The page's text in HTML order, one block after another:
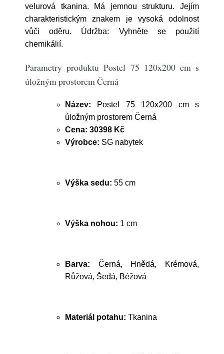
velurová tkanina. Má jemnou strukturu. Jejím
charakteristickým znakem je vysoká odolnost
vůči oděru. Údržba: Vyhněte se použití
chemikálií.
Parametry produktu Postel 75 120x200 cm s
úložným prostorem Černá
Název: Postel 75 120x200 cm s
úložným prostorem Černá
Cena: 30398 Kč
Výrobce: SG nabytek
Výška sedu: 55 cm
Výška nohou: 1 cm
Barva: Černá, Hnědá, Krémová,
Růžová, Šedá, Béžová
Materiál potahu: Tkanina